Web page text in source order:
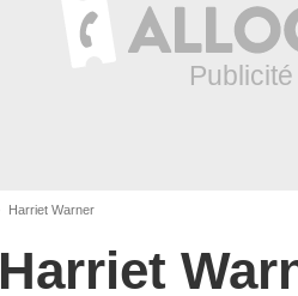
Harriet Warner
Harriet